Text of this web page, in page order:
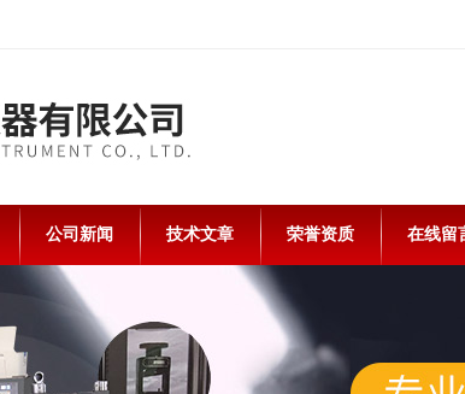
公司新闻 技术文章 荣誉资质 在线留